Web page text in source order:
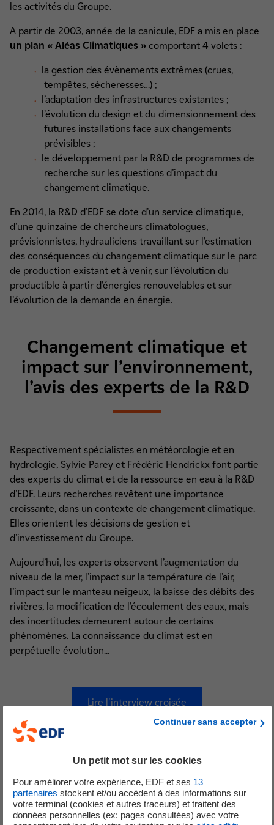
les activités du Groupe.
A partir de 2003, année de la canicule, EDF a mis en place
un plan « Aléas Climatiques » comportant 4 volets :
la gestion des évènements extrêmes (crues,
tempêtes, sécheresses…) ;
l’adaptation des infrastructures existantes ;
l’évolution du design et du dimensionnement des
futures installations face aux changements
prévisibles ;
le développement par la R&D de programmes de
recherche sur les questions d’impact du
changement climatique.
En 2014, la R&D d’EDF se dote d’un service climatique,
d’une quinzaine de chercheurs climatologues,
prévisionnistes, hydrauliciens travaillant sur l’estimation
des conséquences du changement climatique sur le parc
de production existant et à venir, sur l’évolution du
productible à partir d’énergies renouvelables et sur
l’évolution de la demande en énergie.
Changement climatique et
impact sur l’environnement,
l’avis des experts de la R&D
Respectivement spécialistes en météorologie et en
hydrologie, Sylvie Parey et Frédéric Hendrickx font partie
des experts du climat et de la ressource en eau à la R&D
d’EDF. Leurs recherches revêtent une importance
croissante, dans un contexte de changement climatique.
Elles orientent les décisions de gestion et
d’investissement du Groupe.
Aujourd’hui, les experts observent l’augmentation du
niveau de la mer, l’impact sur la température de l’air,
l’impact sur le manteau neigeux, la baisse des débits des
rivières, la modification de l’écoulement des eaux, mais
des incertitudes demeurent autour de certains
phénomènes. La connaissance du climat est en
perpétuelle évolution...
Lire l'interview croisée
Un membre du GIEC au
Conseil Scientifique d’EDF :
Sylvie Joussaume
Continuer sans accepter
Un petit mot sur les cookies
Pour améliorer votre expérience, EDF et ses 13
partenaires stockent et/ou accèdent à des informations sur
votre terminal (cookies et autres traceurs) et traitent des
données personnelles (ex: pages consultées) avec votre